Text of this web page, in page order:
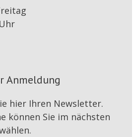
Anmeldung
hier Ihren Newsletter.
können Sie im nächsten